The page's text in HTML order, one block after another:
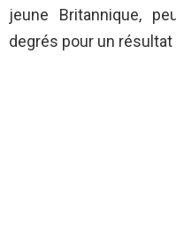
jeune Britannique,
degrés pour un